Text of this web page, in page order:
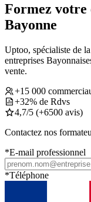
Formez votre
Bayonne
Uptoo, spécialiste de
entreprises
vente.
+15 000
+32% de Rdvs
4,7/5 (+6500 avis)
Contactez nos
*E-mail professionnel
*Téléphone